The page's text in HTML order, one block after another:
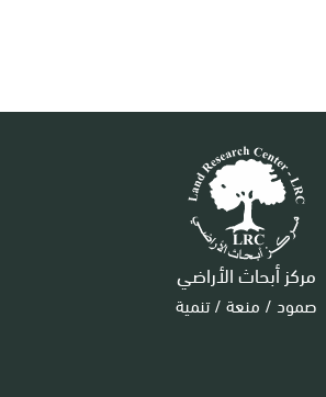
مركز أبحاث الأراضي
صمود / منعة / تنمية